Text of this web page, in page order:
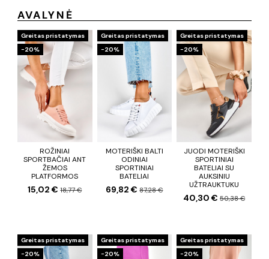
AVALYNĖ
Greitas pristatymas
−20%
ROŽINIAI
SPORTBAČIAI ANT
ŽEMOS
PLATFORMOS
15,02 €18,77 €
Greitas pristatymas
−20%
MOTERIŠKI BALTI
ODINIAI
SPORTINIAI
BATELIAI
69,82 €87,28 €
Greitas pristatymas
−20%
JUODI MOTERIŠKI
SPORTINIAI
BATELIAI SU
AUKSINIU
UŽTRAUKTUKU
40,30 €50,38 €
Greitas pristatymas
−20%
Greitas pristatymas
−20%
Greitas pristatymas
−20%